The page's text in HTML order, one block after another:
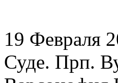
19 Февраля
Суде. Прп.